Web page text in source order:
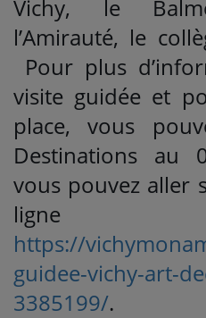
Vichy, le
l’Amirauté, le
Pour plus
visite guidée et
place, vous
Destinations au
vous pouvez aller
https://
guidee-vichy-art-
3385199/.